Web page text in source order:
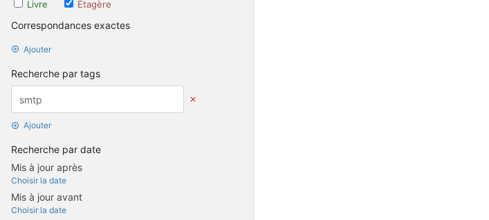
Livre
Étagère
Correspondances exactes
Ajouter
Recherche par tags
Ajouter
Recherche par date
Mis à jour après
Choisir la date
Mis à jour avant
Choisir la date